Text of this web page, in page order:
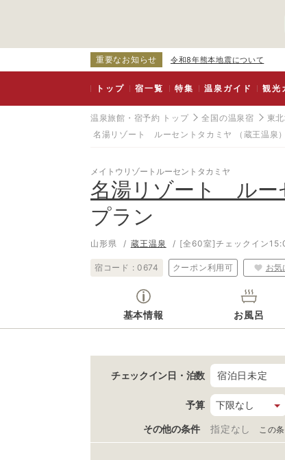
重要なお知らせ 令和8年熊本地震について
トップ 宿一覧 特集 温泉ガイド 観光
温泉旅館・宿予約 トップ 全国の温泉宿 東
名湯リゾート ルーセントタカミヤ
（蔵王温泉）
メイトウリゾートルーセントタカミヤ
名湯リゾート ルー
プラン
山形県 蔵王温泉 [全60室]チェックイン
宿コード : 0674 クーポン利用可 お気
基本情報 お風呂
チェックイン日 ・泊数 宿泊日未定
予算
その他の条件 指定なし この